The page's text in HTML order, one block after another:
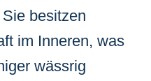
besitzen
im Inneren, was
wässrig